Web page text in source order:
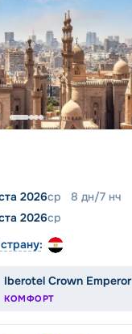
2026ср 8 дн/7 нч
2026ср
Iberotel Crown Emperor
КОМФОРТ